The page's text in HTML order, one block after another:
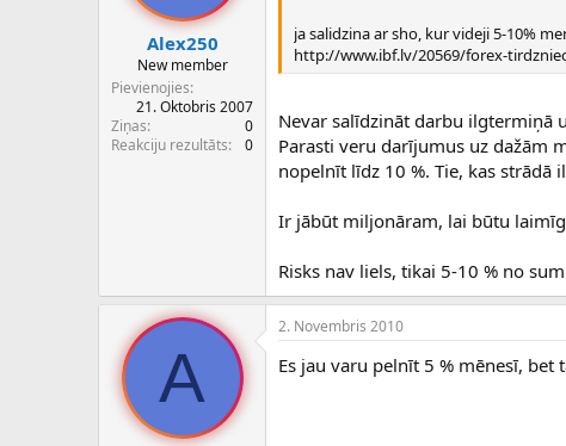
Alex250
New member
Pievienojies
21. Oktobris 2007
Ziņas
0
Reakciju rezultāts
0
ja salidzina ar sho, kur videji 5-10%
http://www.ibf.lv/20569/forex-
Nevar salīdzināt darbu ilgtermiņā
Parasti veru darījumus uz dažām
nopelnīt līdz 10 %. Tie, kas
Ir jābūt miljonāram, lai būtu
Risks nav liels, tikai 5-10 % no
A
2. Novembris 2010
Es jau varu pelnīt 5 % mēnesī,